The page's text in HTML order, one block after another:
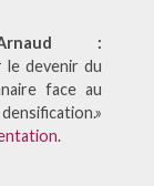
:
le devenir du
face au
.